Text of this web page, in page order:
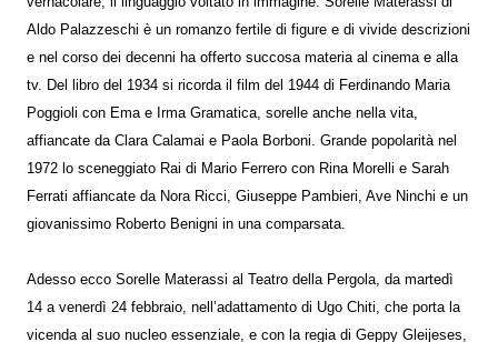
Aldo Palazzeschi è un romanzo fertile di figure e di vivide descrizioni
e nel corso dei decenni ha offerto succosa materia al cinema e alla
tv. Del libro del 1934 si ricorda il film del 1944 di Ferdinando Maria
Poggioli con Ema e Irma Gramatica, sorelle anche nella vita,
affiancate da Clara Calamai e Paola Borboni. Grande popolarità nel
1972 lo sceneggiato Rai di Mario Ferrero con Rina Morelli e Sarah
Ferrati affiancate da Nora Ricci, Giuseppe Pambieri, Ave Ninchi e un
giovanissimo Roberto Benigni in una comparsata.
Adesso ecco Sorelle Materassi al Teatro della Pergola, da martedì
14 a venerdì 24 febbraio, nell’adattamento di Ugo Chiti, che porta la
vicenda al suo nucleo essenziale, e con la regia di Geppy Gleijeses,